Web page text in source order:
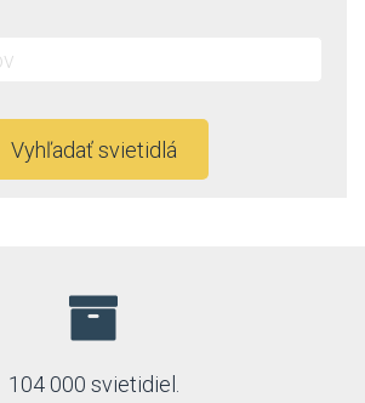
Vyhľadať svietidlá
104 000 svietidiel.